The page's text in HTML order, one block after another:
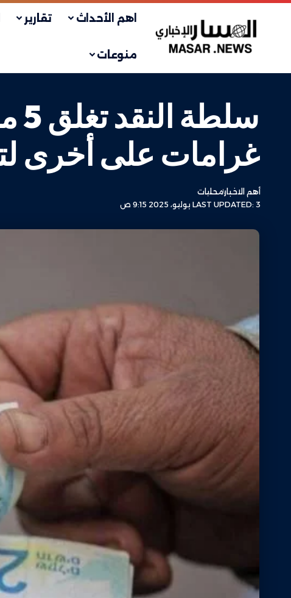
اهم الأحداث تقارير
منوعات
غرامات على أخرى
LAST UPDATED: 3 يوليو، 2025 9:15 ص
أهم الاخبارمحليات